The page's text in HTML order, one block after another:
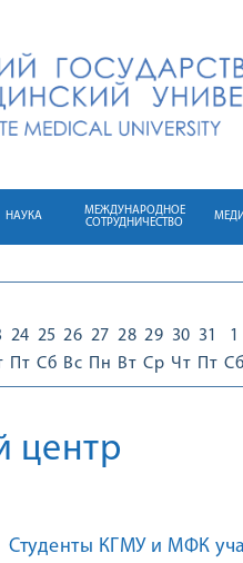
НАУКА
МЕЖДУНАРОДНОЕ
СОТРУДНИЧЕСТВО
24
Пт
25
Сб
26
Вс
27
Пн
28
Вт
29
Ср
30
Чт
31
Пт
1
Сб
центр
Студенты КГМУ и МФК